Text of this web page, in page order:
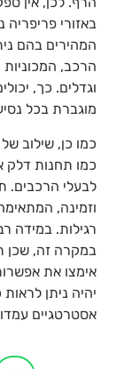
באזורי
המהירים בהם
הרכב, המכוניות
וגדלים. כך,
מוגברת בכל
כמו כן, שילוב
כמו תחנות דלק
לבעלי הרכבים.
וזמינה,
רגילות. במידה
במקרה זה, שכן
אימצו את
יהיה ניתן לראות
אסטרטגיים